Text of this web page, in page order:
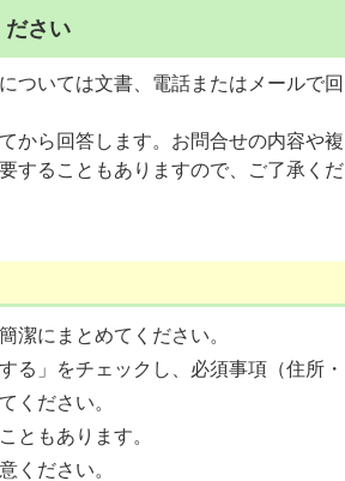
ださい
ついては文書、電話またはメールで回
から回答します。お問合せの内容や複
することもありますので、ご了承くだ
潔にまとめてください。
る」をチェックし、必須事項（住所・
ください。
ともあります。
ください。